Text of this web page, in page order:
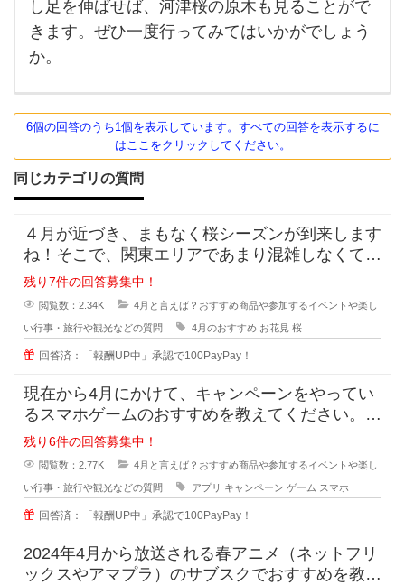
的に
も歩
きや
すく
し足を伸ばせば、河津桜の原木も見ることがで
きます。ぜひ一度行ってみてはいかがでしょう
か。
6個の回答のうち1個を表示しています。すべての回答を表示するに
はここをクリックしてください。
同じカテゴリの質問
４月が近づき、まもなく桜シーズンが到来します
ね！そこで、関東エリアであまり混雑しなくてゆ
っくりお花見が出来るおすすめスポ
残り7件の回答募集中！
閲覧数：2.34K 4月と言えば？おすすめ商品や参加するイベントや楽し
い行事・旅行や観光などの質問 4月のおすすめ お花見 桜
回答済：「報酬UP中」承認で100PayPay！
現在から4月にかけて、キャンペーンをやってい
るスマホゲームのおすすめを教えてください。
暇な時や予定がない土日など
残り6件の回答募集中！
閲覧数：2.77K 4月と言えば？おすすめ商品や参加するイベントや楽し
い行事・旅行や観光などの質問 アプリ キャンペーン ゲーム スマホ
回答済：「報酬UP中」承認で100PayPay！
2024年4月から放送される春アニメ（ネットフリ
ックスやアマプラ）のサブスクでおすすめを教え